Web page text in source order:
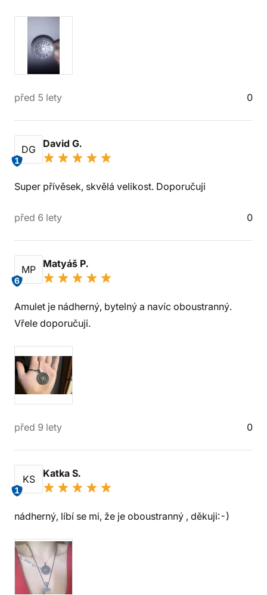
před 5 lety 0
DG
1
David G.
Super přívěsek, skvělá velikost. Doporučuji
před 6 lety 0
MP
6
Matyáš P.
Amulet je nádherný, bytelný a navíc oboustranný.
Vřele doporučuji.
před 9 lety 0
KS
1
Katka S.
nádherný, líbí se mi, že je oboustranný , děkuji:-)